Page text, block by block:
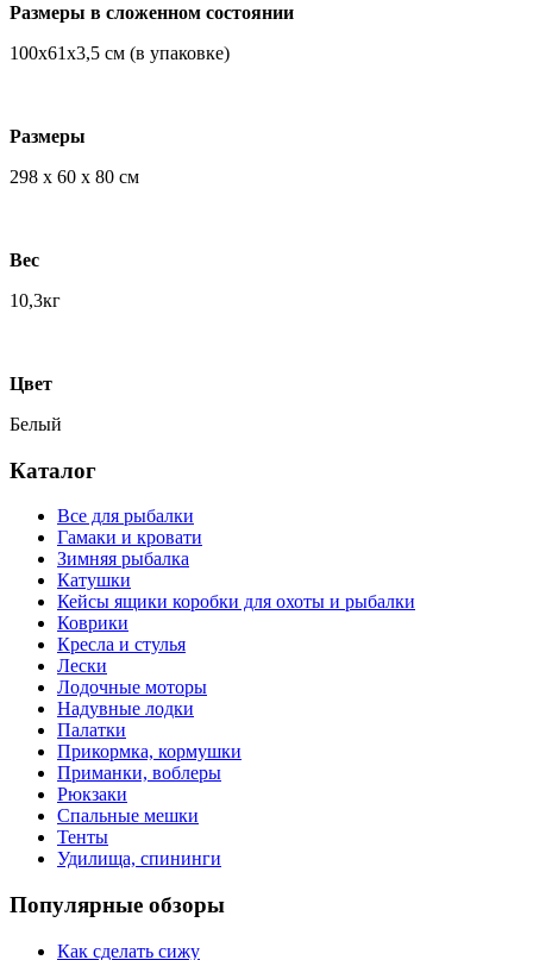
Размеры в сложенном состоянии
100х61х3,5 см (в упаковке)
Размеры
298 х 60 х 80 см
Вес
10,3кг
Цвет
Белый
Каталог
Все для рыбалки
Гамаки и кровати
Зимняя рыбалка
Катушки
Кейсы ящики коробки для охоты и рыбалки
Коврики
Кресла и стулья
Лески
Лодочные моторы
Надувные лодки
Палатки
Прикормка, кормушки
Приманки, воблеры
Рюкзаки
Спальные мешки
Тенты
Удилища, спининги
Популярные обзоры
Как сделать сижу